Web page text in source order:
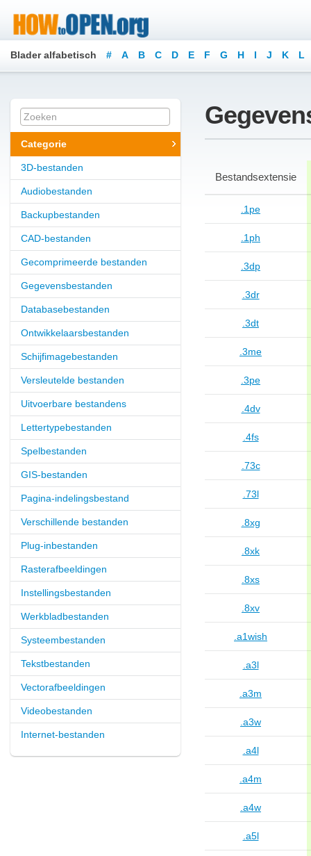
Blader alfabetisch # A B C D E F G H I J K L
Categorie
3D-bestanden
Audiobestanden
Backupbestanden
CAD-bestanden
Gecomprimeerde bestanden
Gegevensbestanden
Databasebestanden
Ontwikkelaarsbestanden
Schijfimagebestanden
Versleutelde bestanden
Uitvoerbare bestandens
Lettertypebestanden
Spelbestanden
GIS-bestanden
Pagina-indelingsbestand
Verschillende bestanden
Plug-inbestanden
Rasterafbeeldingen
Instellingsbestanden
Werkbladbestanden
Systeembestanden
Tekstbestanden
Vectorafbeeldingen
Videobestanden
Internet-bestanden
Bestandsextensie
.1pe
.1ph
.3dp
.3dr
.3dt
.3me
.3pe
.4dv
.4fs
.73c
.73l
.8xg
.8xk
.8xs
.8xv
.a1wish
.a3l
.a3m
.a3w
.a4l
.a4m
.a4w
.a5l